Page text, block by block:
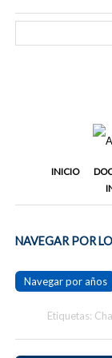
INICIO
NAVEGAR POR
Navegar por años
Etiquetas: